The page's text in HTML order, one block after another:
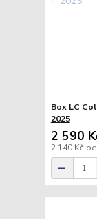
Box LC
2025
2 590
2 140 Kč